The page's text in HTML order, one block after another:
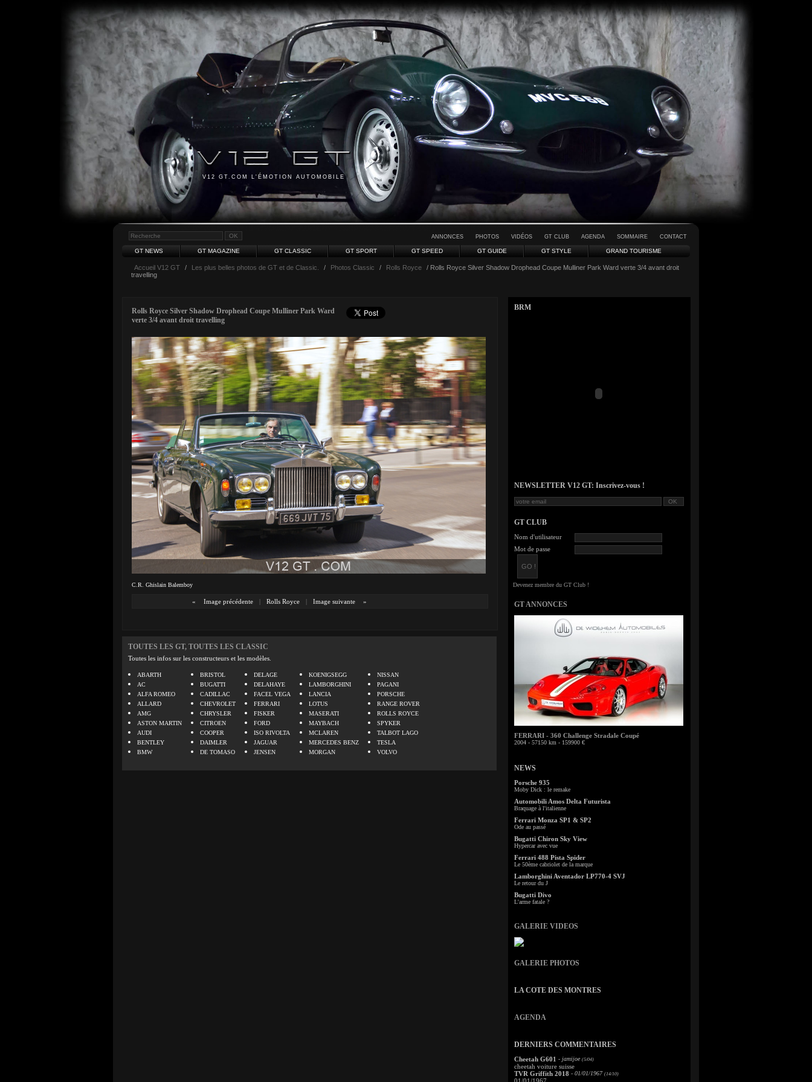
V12 GT.COM L'ÉMOTION AUTOMOBILE
ANNONCES PHOTOS VIDÉOS GT CLUB AGENDA SOMMAIRE CONTACT
GT NEWS GT MAGAZINE GT CLASSIC GT SPORT GT SPEED GT GUIDE GT STYLE GRAND TOURISME
Accueil V12 GT / Les plus belles photos de GT et de Classic. / Photos Classic / Rolls Royce
/ Rolls Royce Silver Shadow Drophead Coupe Mulliner Park Ward verte 3/4 avant droit
travelling
Rolls Royce Silver Shadow Drophead Coupe Mulliner Park Ward
verte 3/4 avant droit travelling
C.R. Ghislain Balemboy
« Image précédente | Rolls Royce | Image suivante »
TOUTES LES GT, TOUTES LES CLASSIC
Toutes les infos sur les constructeurs et les modèles.
ABARTH
AC
ALFA ROMEO
ALLARD
AMG
ASTON MARTIN
AUDI
BENTLEY
BMW
BRISTOL
BUGATTI
CADILLAC
CHEVROLET
CHRYSLER
CITROEN
COOPER
DAIMLER
DE TOMASO
DELAGE
DELAHAYE
FACEL VEGA
FERRARI
FISKER
FORD
ISO RIVOLTA
JAGUAR
JENSEN
KOENIGSEGG
LAMBORGHINI
LANCIA
LOTUS
MASERATI
MAYBACH
MCLAREN
MERCEDES BENZ
MORGAN
NISSAN
PAGANI
PORSCHE
RANGE ROVER
ROLLS ROYCE
SPYKER
TALBOT LAGO
TESLA
VOLVO
BRM
NEWSLETTER V12 GT: Inscrivez-vous !
GT CLUB
Nom d'utilisateur
Mot de passe
GT ANNONCES
FERRARI - 360 Challenge Stradale Coupé
2004 - 57150 km - 159900 €
NEWS
Porsche 935
Moby Dick : le remake
Automobili Amos Delta Futurista
Braquage à l'italienne
Ferrari Monza SP1 & SP2
Ode au passé
Bugatti Chiron Sky View
Hypercar avec vue
Ferrari 488 Pista Spider
Le 50ème cabriolet de la marque
Lamborghini Aventador LP770-4 SVJ
Le retour du J
Bugatti Divo
L'arme fatale ?
GALERIE VIDEOS
GALERIE PHOTOS
LA COTE DES MONTRES
AGENDA
DERNIERS COMMENTAIRES
Cheetah G601 - jamijoe (5/04)
cheetah voiture suisse
TVR Griffith 2018 - 01/01/1967 (14/10)